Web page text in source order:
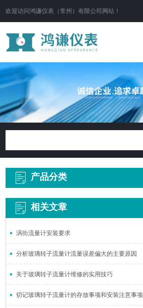
欢迎访问鸿谦仪表（常州）有限公司网站！
产品分类
相关文章
涡街流量计安装要求
分析玻璃转子流量计流量误差偏大的主要原因
关于玻璃转子流量计维修的实用技巧
切记玻璃转子流量计的存放事项和安装注意事项